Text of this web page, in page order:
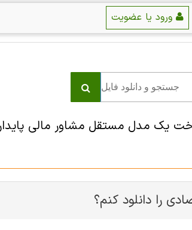
یک مدل مستقل مشاور مالی
را دانلود کنم؟